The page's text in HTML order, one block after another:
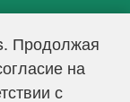
Продолжая
на
с
39848, выдано